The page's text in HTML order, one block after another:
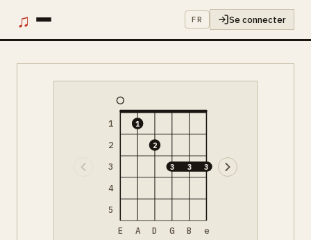
♫ FR Se connecter
1
2
3
4
5
1
2
3 3 3
E A D G B e